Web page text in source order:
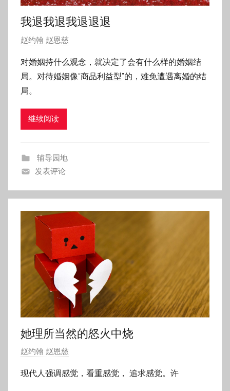
我退我退我退退退
发
于
2
0
1
月
2
日
赵约翰 赵恩慈
对婚姻持什么观念，就决定了会有什么样的婚姻结
局。对待婚姻像“商品利益型”的，难免遭遇离婚的结
局。
继续阅读
辅导园地
发表评论
她理所当然的怒火中烧
发
于
赵约翰 赵恩慈
现代人强调感觉，看重感觉， 追求感觉。许